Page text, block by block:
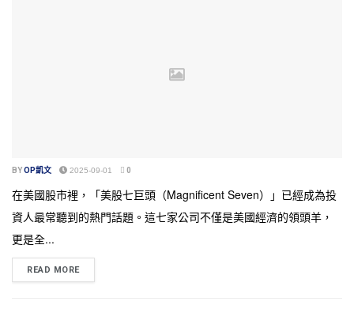
BYOP凱文 2025-09-01 0
在美國股市裡，「美股七巨頭（Magnificent Seven）」已經成為投
資人最常聽到的熱門話題。這七家公司不僅是美國經濟的領頭羊，
更是全...
READ MORE